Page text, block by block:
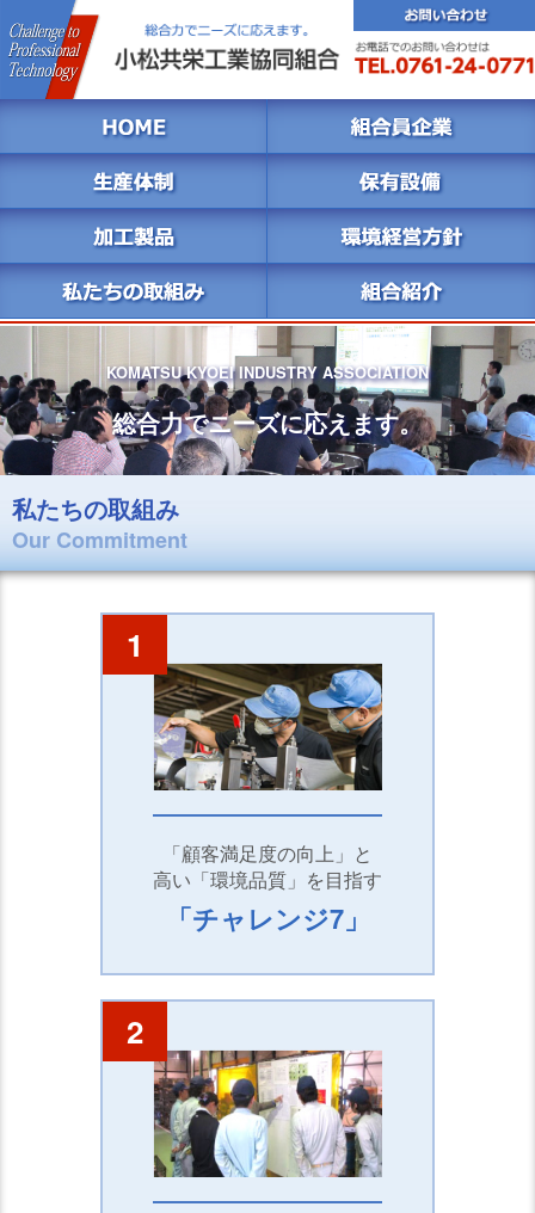
KOMATSU KYOEI INDUSTRY ASSOCIATION
総合力でニーズに応えます。
私たちの取組み
Our Commitment
1
「顧客満足度の向上」と
高い「環境品質」を目指す
「チャレンジ7」
2